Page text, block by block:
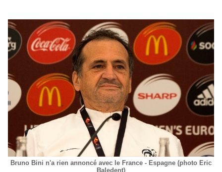
Bruno Bini n'a rien annoncé avec le France - Espagne (photo Eric
Baledent)